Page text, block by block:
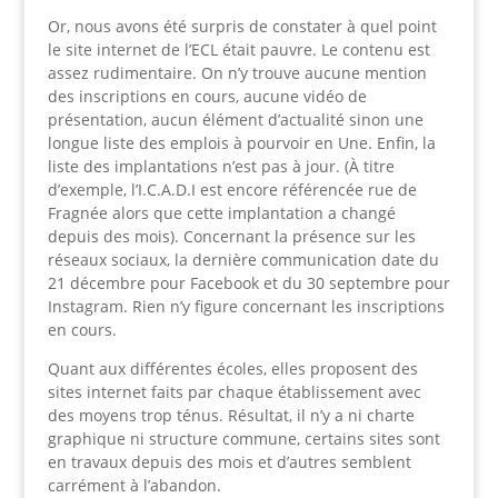
Or, nous avons été surpris de constater à quel point
le site internet de l’ECL était pauvre. Le contenu est
assez rudimentaire. On n’y trouve aucune mention
des inscriptions en cours, aucune vidéo de
présentation, aucun élément d’actualité sinon une
longue liste des emplois à pourvoir en Une. Enfin, la
liste des implantations n’est pas à jour. (À titre
d’exemple, l’I.C.A.D.I est encore référencée rue de
Fragnée alors que cette implantation a changé
depuis des mois). Concernant la présence sur les
réseaux sociaux, la dernière communication date du
21 décembre pour Facebook et du 30 septembre pour
Instagram. Rien n’y figure concernant les inscriptions
en cours.
Quant aux différentes écoles, elles proposent des
sites internet faits par chaque établissement avec
des moyens trop ténus. Résultat, il n’y a ni charte
graphique ni structure commune, certains sites sont
en travaux depuis des mois et d’autres semblent
carrément à l’abandon.